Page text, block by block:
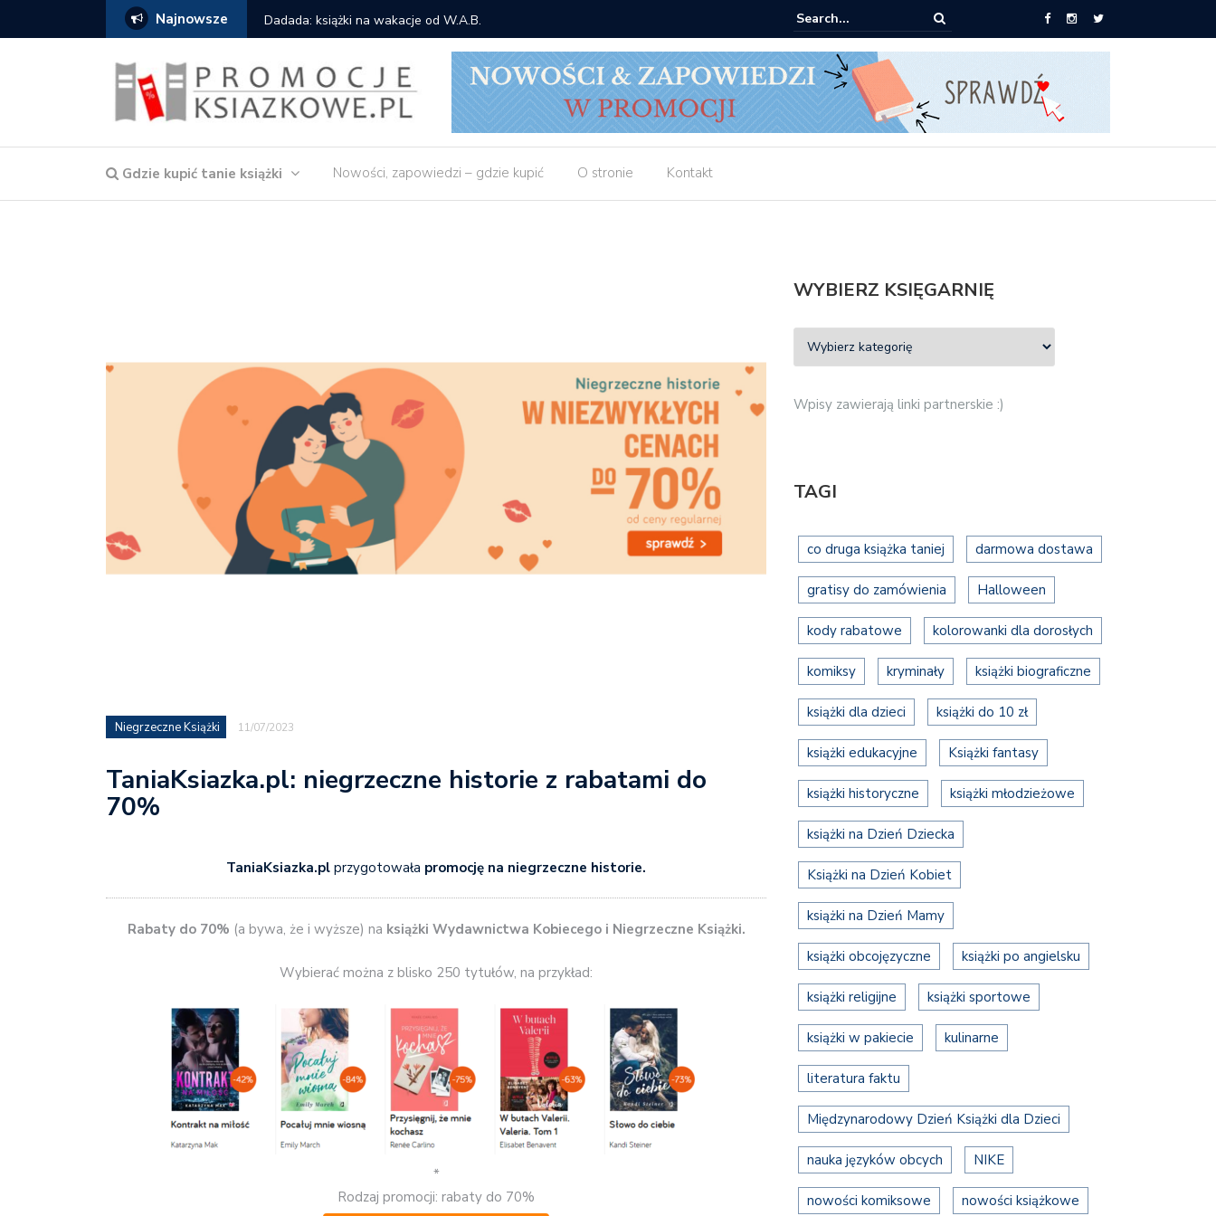
Najnowsze Dadada: książki na wakacje od W.A.B. Gdzie kupić: Mieczysław Gorzka – Copycat
Gdzie kupić tanie książki Nowości, zapowiedzi – gdzie kupić O stronie Kontakt
Niegrzeczne Książki 11/07/2023
TaniaKsiazka.pl: niegrzeczne historie z rabatami do
70%
TaniaKsiazka.pl przygotowała promocję na niegrzeczne historie.
Rabaty do 70% (a bywa, że i wyższe) na książki Wydawnictwa Kobiecego i Niegrzeczne Książki.
Wybierać można z blisko 250 tytułów, na przykład:
*
Rodzaj promocji: rabaty do 70%
WYBIERZ KSIĘGARNIĘ
Wpisy zawierają linki partnerskie :)
TAGI
co druga książka taniej darmowa dostawa
gratisy do zamówienia Halloween
kody rabatowe kolorowanki dla dorosłych
komiksy kryminały książki biograficzne
książki dla dzieci książki do 10 zł
książki edukacyjne Książki fantasy
książki historyczne książki młodzieżowe
książki na Dzień Dziecka
Książki na Dzień Kobiet
książki na Dzień Mamy
książki obcojęzyczne książki po angielsku
książki religijne książki sportowe
książki w pakiecie kulinarne
literatura faktu
Międzynarodowy Dzień Książki dla Dzieci
nauka języków obcych NIKE
nowości komiksowe nowości książkowe